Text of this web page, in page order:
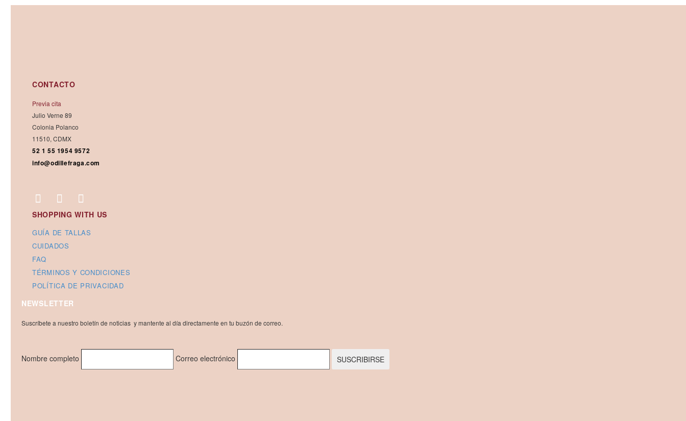
CONTACTO
Previa cita
Julio Verne 89
Colonia Polanco
11510, CDMX
52 1 55 1954 9572
info@odillefraga.com
SHOPPING WITH US
GUÍA DE TALLAS
CUIDADOS
FAQ
TÉRMINOS Y CONDICIONES
POLÍTICA DE PRIVACIDAD
NEWSLETTER
Suscríbete a nuestro boletín de noticias y mantente al día directamente en tu buzón de correo.
Nombre completo Correo electrónico SUSCRIBIRSE